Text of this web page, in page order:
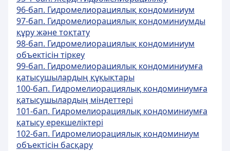
96-бап. Гидромелиорациялық кондоминиум
97-бап. Гидромелиорациялық кондоминиумды
құру және тоқтату
98-бап. Гидромелиорациялық кондоминиум
объектiсiн тiркеу
99-бап. Гидромелиорациялық кондоминиумға
қатысушылардың құқықтары
100-бап. Гидромелиорациялық кондоминиумға
қатысушылардың мiндеттерi
101-бап. Гидромелиорациялық кондоминиумға
қатысу ерекшелiктерi
102-бап. Гидромелиорациялық кондоминиум
объектiсiн басқару